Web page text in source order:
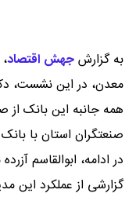
به گزارشجهش اقتصاد،
معدن، در این نشست،
همه جانبه این بانک از
صنعتگران استان با
در ادامه، ابوالقاسم
گزارشی از عملکرد این